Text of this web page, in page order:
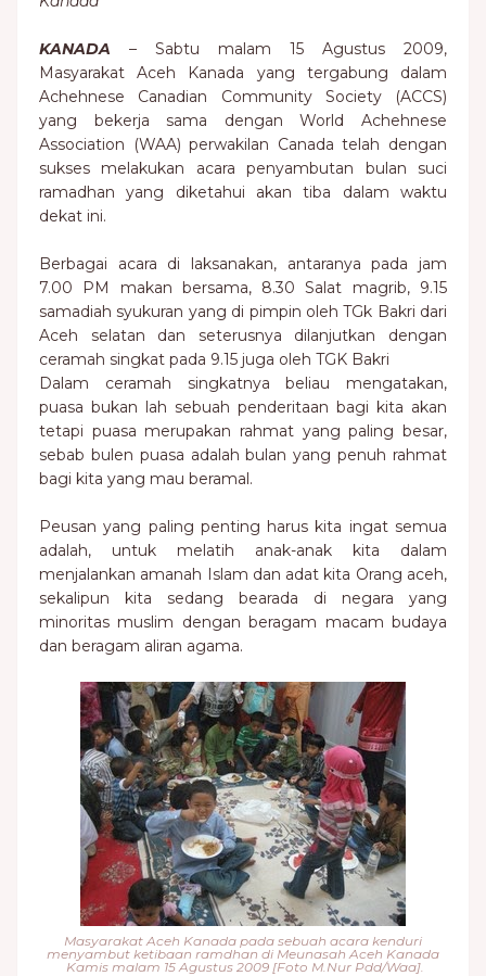
KANADA – Sabtu malam 15 Agustus 2009,
Masyarakat Aceh Kanada yang tergabung dalam
Achehnese Canadian Community Society (ACCS)
yang bekerja sama dengan World Achehnese
Association (WAA) perwakilan Canada telah dengan
sukses melakukan acara penyambutan bulan suci
ramadhan yang diketahui akan tiba dalam waktu
dekat ini.
Berbagai acara di laksanakan, antaranya pada jam
7.00 PM makan bersama, 8.30 Salat magrib, 9.15
samadiah syukuran yang di pimpin oleh TGk Bakri dari
Aceh selatan dan seterusnya dilanjutkan dengan
ceramah singkat pada 9.15 juga oleh TGK Bakri
Dalam ceramah singkatnya beliau mengatakan,
puasa bukan lah sebuah penderitaan bagi kita akan
tetapi puasa merupakan rahmat yang paling besar,
sebab bulen puasa adalah bulan yang penuh rahmat
bagi kita yang mau beramal.
Peusan yang paling penting harus kita ingat semua
adalah, untuk melatih anak-anak kita dalam
menjalankan amanah Islam dan adat kita Orang aceh,
sekalipun kita sedang bearada di negara yang
minoritas muslim dengan beragam macam budaya
dan beragam aliran agama.
Masyarakat Aceh Kanada pada sebuah acara kenduri
menyambut ketibaan ramdhan di Meunasah Aceh Kanada
Kamis malam 15 Agustus 2009 [Foto M.Nur Pdd/Waa].